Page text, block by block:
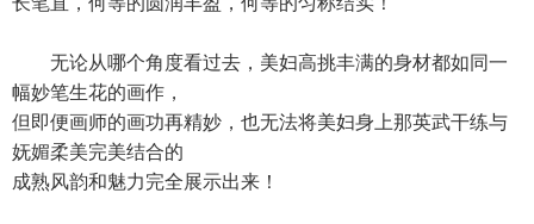
无论从哪个角度看过去，美妇高挑丰满的身材都如同一
幅妙笔生花的画作，
但即便画师的画功再精妙，也无法将美妇身上那英武干练与
妩媚柔美完美结合的
成熟风韵和魅力完全展示出来！